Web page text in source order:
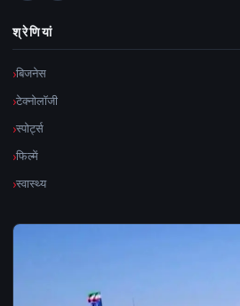
श्रेणियां
बिजनेस
टेक्नोलॉजी
स्पोर्ट्स
फिल्में
स्वास्थ्य